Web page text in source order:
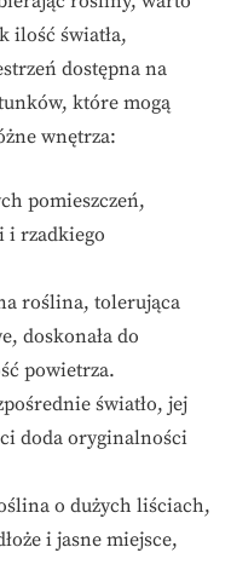
ilość światła,
dostępna na
które mogą
wnętrza:
pomieszczeń,
i rzadkiego
roślina, tolerująca
doskonała do
powietrza.
światło, jej
doda oryginalności
o dużych liściach,
i jasne miejsce,